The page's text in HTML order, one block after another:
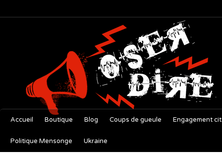
Accueil Boutique Blog Coups de gueule Engagement
Politique Mensonge Ukraine